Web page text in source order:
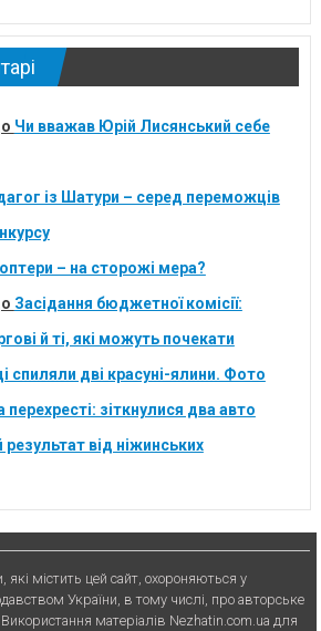
Чи вважав Юрій Лисянський себе
із Шатури – серед переможців
– на сторожі мера?
Засідання бюджетної комісії:
й ті, які можуть почекати
спиляли дві красуні-ялини. Фото
зіткнулися два авто
результат від ніжинських
які містить цей сайт, охороняються у
України, в тому числі, про авторське
Використання матерiалiв Nezhatin.com.ua для